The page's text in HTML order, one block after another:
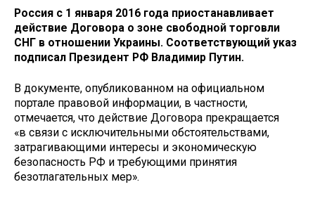
Россия с 1 января 2016 года приостанавливает
действие Договора о зоне свободной торговли
СНГ в отношении Украины. Соответствующий указ
подписал Президент РФ Владимир Путин.
В документе, опубликованном на официальном
портале правовой информации, в частности,
отмечается, что действие Договора прекращается
«в связи с исключительными обстоятельствами,
затрагивающими интересы и экономическую
безопасность РФ и требующими принятия
безотлагательных мер».